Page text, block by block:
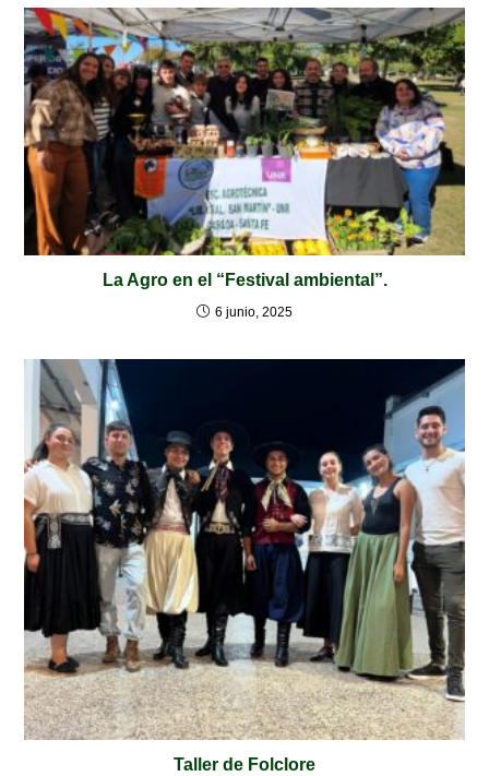
La Agro en el “Festival ambiental”.
6 junio, 2025
Taller de Folclore